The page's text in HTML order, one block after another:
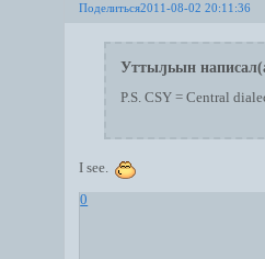
Поделиться2011-08-02 20:11:36
Уттыԓьын
P.S. CSY = Central
I see.
0